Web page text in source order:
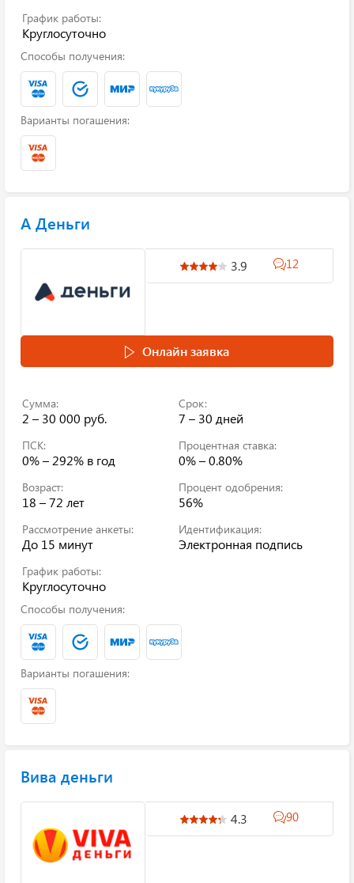
График работы:
Круглосуточно
Способы получения:
Варианты погашения:
А Деньги
3.9 12
Онлайн заявка
Сумма:
2 – 30 000 руб.
Срок:
7 – 30 дней
ПСК:
0% – 292% в год
Процентная ставка:
0% – 0.80%
Возраст:
18 – 72 лет
Процент одобрения:
56%
Рассмотрение анкеты:
До 15 минут
Идентификация:
Электронная подпись
График работы:
Круглосуточно
Способы получения:
Варианты погашения:
Вива деньги
4.3 90